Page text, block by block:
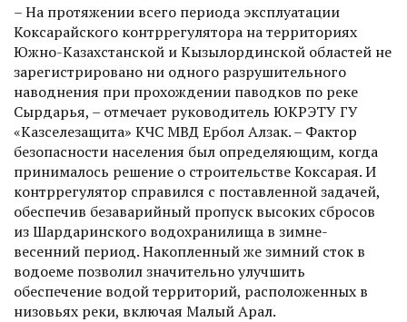
– На протяжении всего периода эксплуатации
Коксарайского контррегулятора на территориях
Южно-Казахстанской и Кызылординской областей не
зарегистрировано ни одного разрушительного
наводнения при прохождении паводков по реке
Сырдарья, – отмечает руководитель ЮКРЭТУ ГУ
«Казселезащита» КЧС МВД Ербол Алзак. – Фактор
безопас­ности населения был определяю­щим, когда
принималось решение о строительстве Коксарая. И
контррегулятор справился с поставленной задачей,
обеспечив безаварийный пропуск высоких сбросов
из Шардаринского водохранилища в зимне-
весенний период. Накопленный же зимний сток в
водоеме позволил значительно улучшить
обеспечение водой территорий, расположенных в
низовьях реки, включая Малый Арал.